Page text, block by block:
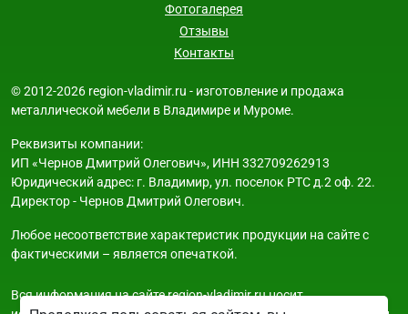
Фотогалерея
Отзывы
Контакты
© 2012-2026 region-vladimir.ru - изготовление и продажа
металлической мебели в Владимире и Муроме.
Реквизиты компании:
ИП «Чернов Дмитрий Олегович», ИНН 332709262913
Юридический адрес: г. Владимир, ул. поселок РТС д.2 оф. 22.
Директор - Чернов Дмитрий Олегович.
Любое несоответствие характеристик продукции на сайте с
фактическими – является опечаткой.
Вся информация на сайте region-vladimir.ru носит